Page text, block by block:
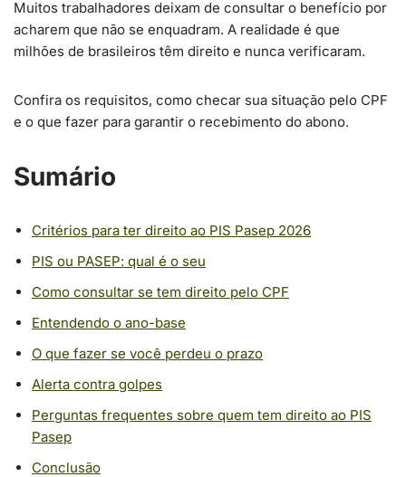
Muitos trabalhadores deixam de consultar o benefício por
acharem que não se enquadram. A realidade é que
milhões de brasileiros têm direito e nunca verificaram.
Confira os requisitos, como checar sua situação pelo CPF
e o que fazer para garantir o recebimento do abono.
Sumário
Critérios para ter direito ao PIS Pasep 2026
PIS ou PASEP: qual é o seu
Como consultar se tem direito pelo CPF
Entendendo o ano-base
O que fazer se você perdeu o prazo
Alerta contra golpes
Perguntas frequentes sobre quem tem direito ao PIS
Pasep
Conclusão